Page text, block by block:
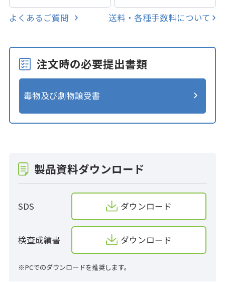
よくあるご質問 送料・各種手数料について
注文時の必要提出書類
毒物及び劇物譲受書
製品資料ダウンロード
SDS ダウンロード
検査成績書 ダウンロード
※PCでのダウンロードを推奨します。